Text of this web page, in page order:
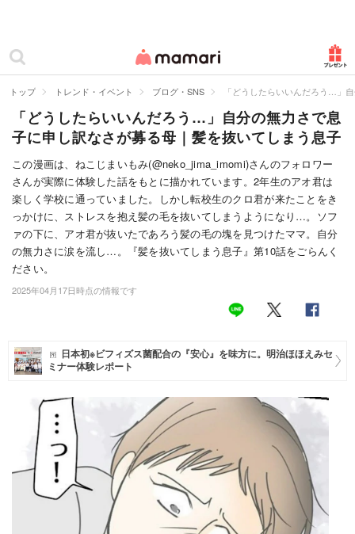
ママリ
カテゴリー一覧
妊娠
出産
赤ちゃん・育児
子育て・家族
病院
住まい
トレンド・イベント
トップ トレンド・イベント ブログ・SNS 「どうしたらいいんだろう…」
「どうしたらいいんだろう…」自分の無力さで息
子に申し訳なさが募る母｜髪を抜いてしまう息子
この漫画は、ねこじまいもみ(@neko_jima_imomi)さんのフォロワー
さんが実際に体験した話をもとに描かれています。2年生のアオ君は
楽しく学校に通っていました。しかし転校生のクロ君が来たことをき
っかけに、ストレスを抱え髪の毛を抜いてしまうようになり…。ソフ
ァの下に、アオ君が抜いたであろう髪の毛の塊を見つけたママ。自分
の無力さに涙を流し…。『髪を抜いてしまう息子』第10話をごらんく
ださい。
2025年04月17日時点の情報です
日本初※ビフィズス菌配合の『安心』を味方に。明治ほほえみセ
ミナー体験レポート